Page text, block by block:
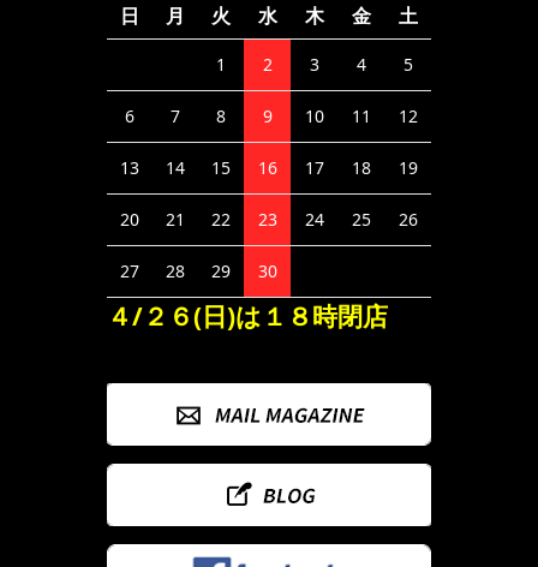
日
月 火 水 木 金 土
1 2 3 4 5
6 7 8 9 10 11 12
13 14 15 16 17 18 19
20 21 22 23 24 25 26
27 28 29 30
４/２６(日)は１８時閉店